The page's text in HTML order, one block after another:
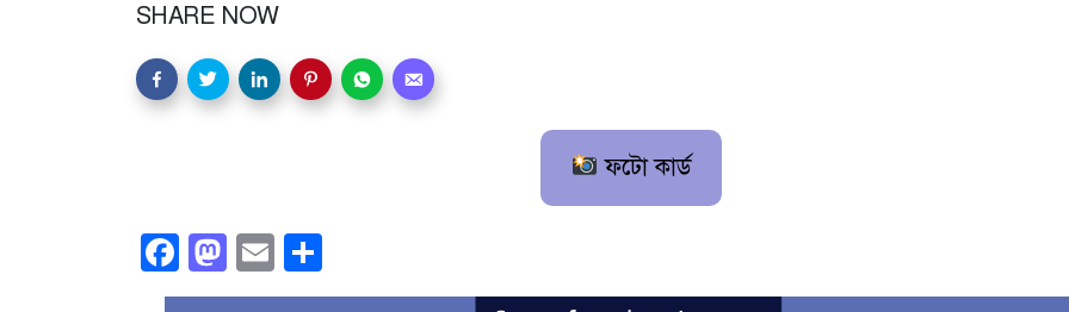
SHARE NOW
ফটো কার্ড
Facebook
Mastodon
Email